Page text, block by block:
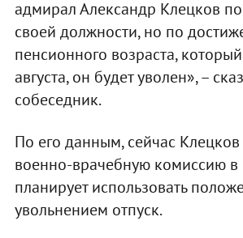
адмирал Александр Клецков
своей должности, но по
пенсионного возраста,
августа, он будет уволен», –
собеседник.
По его данным, сейчас
военно-врачебную комиссию в
планирует использовать
увольнением отпуск.